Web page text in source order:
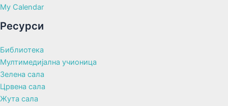
My Calendar
Ресурси
Библиотека
Мултимедијална учионица
Зелена сала
Црвена сала
Жута сала